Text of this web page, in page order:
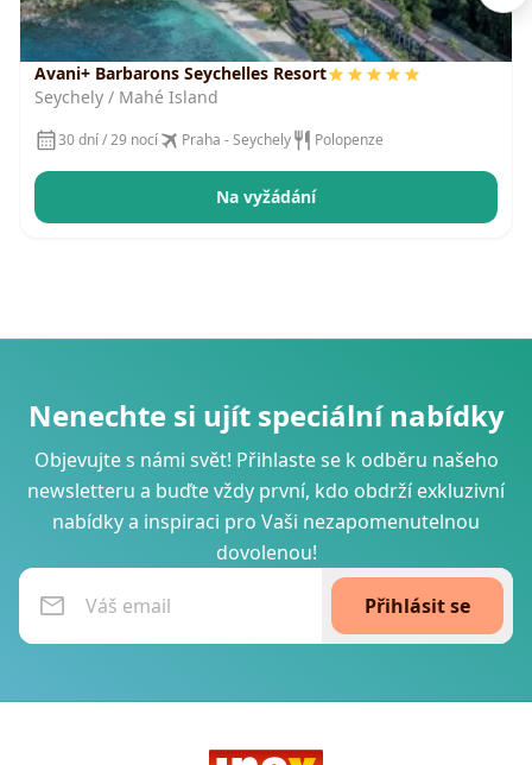
Avani+ Barbarons Seychelles Resort
Seychely / Mahé Island
30 dní / 29 nocí Praha - Seychely Polopenze
Na vyžádání
Nenechte si ujít speciální nabídky
Objevujte s námi svět! Přihlaste se k odběru našeho
newsletteru a buďte vždy první, kdo obdrží exkluzivní
nabídky a inspiraci pro Vaši nezapomenutelnou
dovolenou!
Přihlásit se